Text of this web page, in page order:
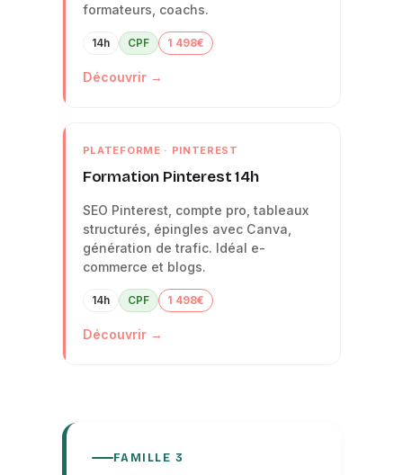
formateurs, coachs.
14h CPF 1 498€
Découvrir →
PLATEFORME · PINTEREST
Formation Pinterest 14h
SEO Pinterest, compte pro, tableaux
structurés, épingles avec Canva,
génération de trafic. Idéal e-
commerce et blogs.
14h CPF 1 498€
Découvrir →
FAMILLE 3